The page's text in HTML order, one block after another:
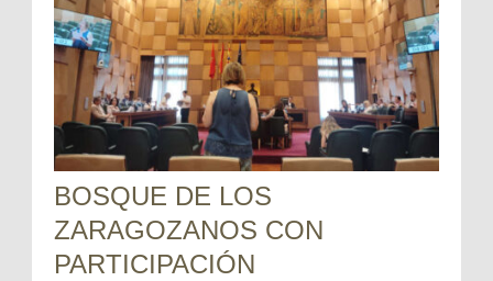
BOSQUE DE LOS
ZARAGOZANOS CON
PARTICIPACIÓN